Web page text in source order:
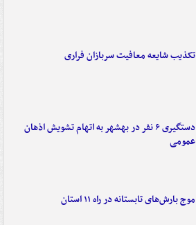
تکذیب شایعه معافیت سربازان فراری
دستگیری ۶ نفر در بهشهر به اتهام تشویش اذهان
عمومی
موج بارش‌های تابستانه در راه ۱۱ استان